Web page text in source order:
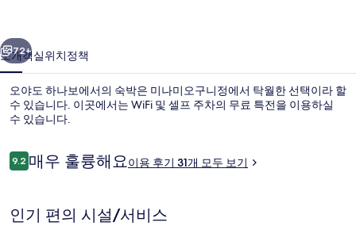
사
진
갤
러
리
다음
72+
소개객실위치정책
오야도 하나보에서의 숙박은 미나미오구니정에서 탁월한 선택이라 할
수 있습니다. 이곳에서는 WiFi 및 셀프 주차의 무료 특전을 이용하실
수 있습니다.
이
용
기
9.210점 만점 중 9.2점.
매우 훌륭해요이용 후기 31개 모두 보기
인기 편의 시설/서비스